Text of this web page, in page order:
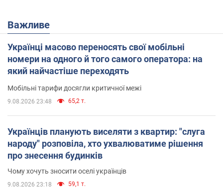
Важливе
Українці масово переносять свої мобільні
номери на одного й того самого оператора: на
який найчастіше переходять
Мобільні тарифи досягли критичної межі
9.08.2026 23:48 65,2 т.
Українців планують виселяти з квартир: "слуга
народу" розповіла, хто ухвалюватиме рішення
про знесення будинків
Чому хочуть зносити оселі українців
9.08.2026 23:18 59,1 т.